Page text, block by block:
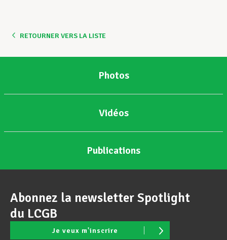
RETOURNER VERS LA LISTE
Photos
Vidéos
Publications
Abonnez la newsletter Spotlight
du LCGB
Je veux m'inscrire